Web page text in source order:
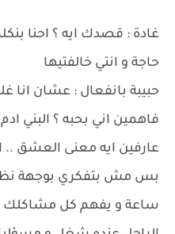
غادة : قصدك ايه ؟ احنا
حاجة و انتي خالفتيها
حبيبة بانفعال : عشان انا
فاهمين اني بحبه ؟ البني
عارفين ايه معنى العشق ..
ساعة و يفهم كل